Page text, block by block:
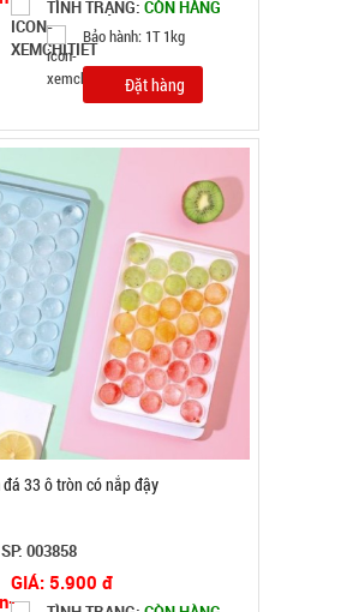
đá 33 ô tròn có nắp đậy
SP: 003858
GIÁ: 5.900 đ
TÌNH TRẠNG:CÒN HÀNG
Bảo hành: Test, Cân nặng:
0,5kg
Đặt hàng